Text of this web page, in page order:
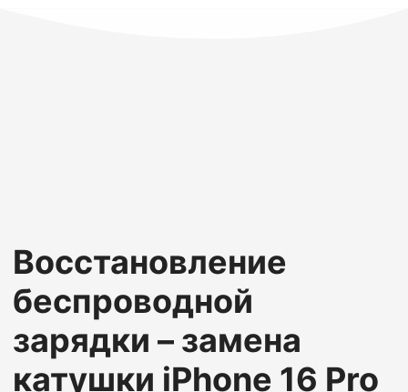
Восстановление
беспроводной
зарядки – замена
катушки iPhone 16 Pro